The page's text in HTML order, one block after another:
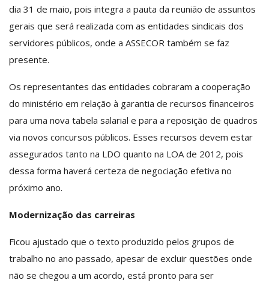
dia 31 de maio, pois integra a pauta da reunião de assuntos
gerais que será realizada com as entidades sindicais dos
servidores públicos, onde a ASSECOR também se faz
presente.
Os representantes das entidades cobraram a cooperação
do ministério em relação à garantia de recursos financeiros
para uma nova tabela salarial e para a reposição de quadros
via novos concursos públicos. Esses recursos devem estar
assegurados tanto na LDO quanto na LOA de 2012, pois
dessa forma haverá certeza de negociação efetiva no
próximo ano.
Modernização das carreiras
Ficou ajustado que o texto produzido pelos grupos de
trabalho no ano passado, apesar de excluir questões onde
não se chegou a um acordo, está pronto para ser